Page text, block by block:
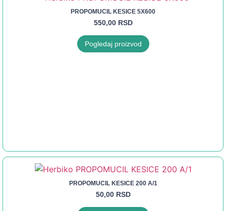
PROPOMUCIL KESICE 5X600
550,00 RSD
Pogledaj proizvod
PROPOMUCIL KESICE 200 A/1
50,00 RSD